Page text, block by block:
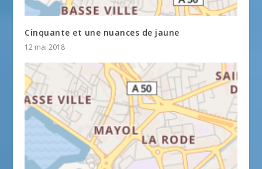
Cinquante et une nuances de jaune
12 mai 2018